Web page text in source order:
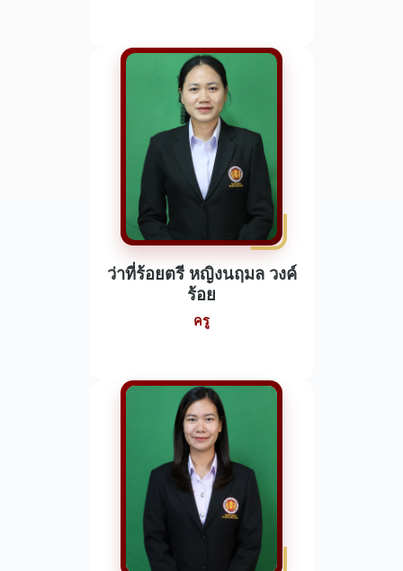
ว่าที่ร้อยตรี หญิงนฤมล วงค์
ร้อย
ครู